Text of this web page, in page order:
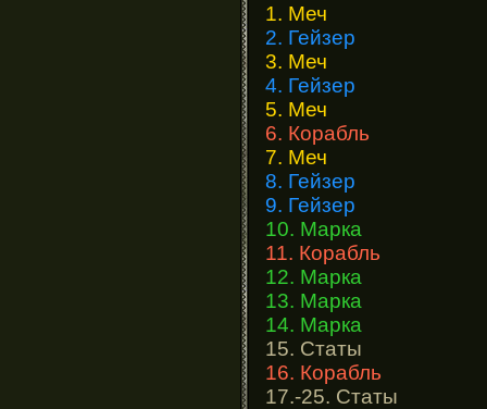
1. Меч
2. Гейзер
3. Меч
4. Гейзер
5. Меч
6. Корабль
7. Меч
8. Гейзер
9. Гейзер
10. Марка
11. Корабль
12. Марка
13. Марка
14. Марка
15. Статы
16. Корабль
17.-25. Статы